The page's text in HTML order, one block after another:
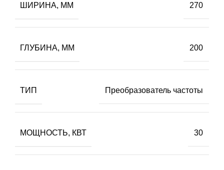
ШИРИНА, ММ 270
ГЛУБИНА, ММ 200
ТИП Преобразователь частоты
МОЩНОСТЬ, КВТ 30